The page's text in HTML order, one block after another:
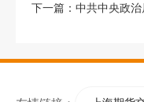
下一篇：